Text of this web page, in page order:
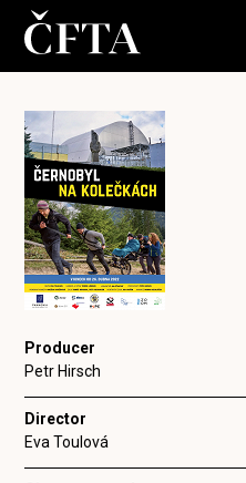
Producer
Petr Hirsch
Director
Eva Toulová